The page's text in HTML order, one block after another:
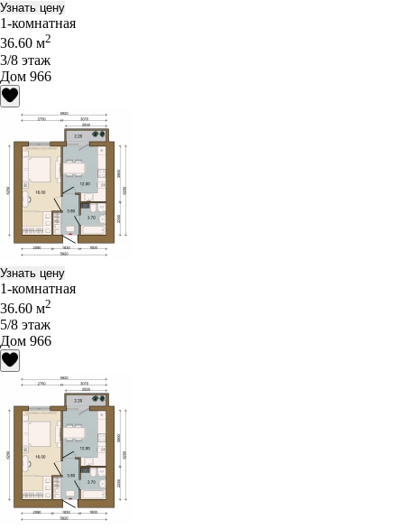
Узнать цену
1-комнатная
36.60 м2
3/8 этаж
Дом 966
Узнать цену
1-комнатная
36.60 м2
5/8 этаж
Дом 966